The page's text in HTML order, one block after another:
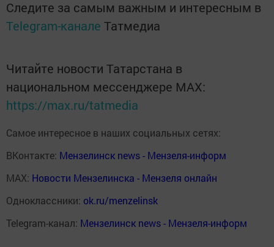
Следите за самым важным и интересным в
Telegram-канале Татмедиа
Читайте новости Татарстана в
национальном мессенджере MАХ:
https://max.ru/tatmedia
Самое интересное в наших социальных сетях:
ВКонтакте: Мензелинск news - Мензеля-информ
MAX: Новости Мензелинска - Мензеля онлайн
Одноклассники: ok.ru/menzelinsk
Telegram-канал: Мензелинск news - Мензеля-информ